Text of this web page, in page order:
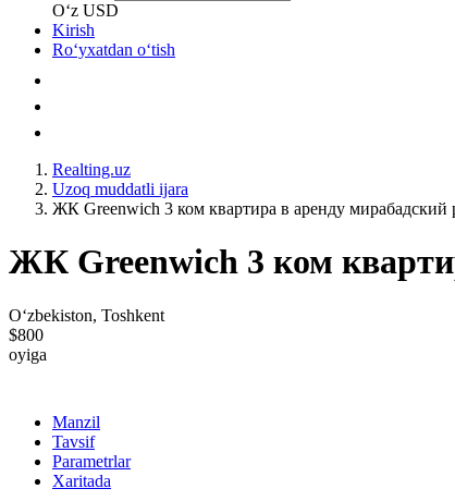
Oʻz USD
Kirish
Roʻyxatdan oʻtish
Realting.uz
Uzoq muddatli ijara
ЖК Greenwich 3 ком квартира в аренду мирабадский
ЖК Greenwich 3 ком
Oʻzbekiston, Toshkent
$800
oyiga
Manzil
Tavsif
Parametrlar
Xaritada